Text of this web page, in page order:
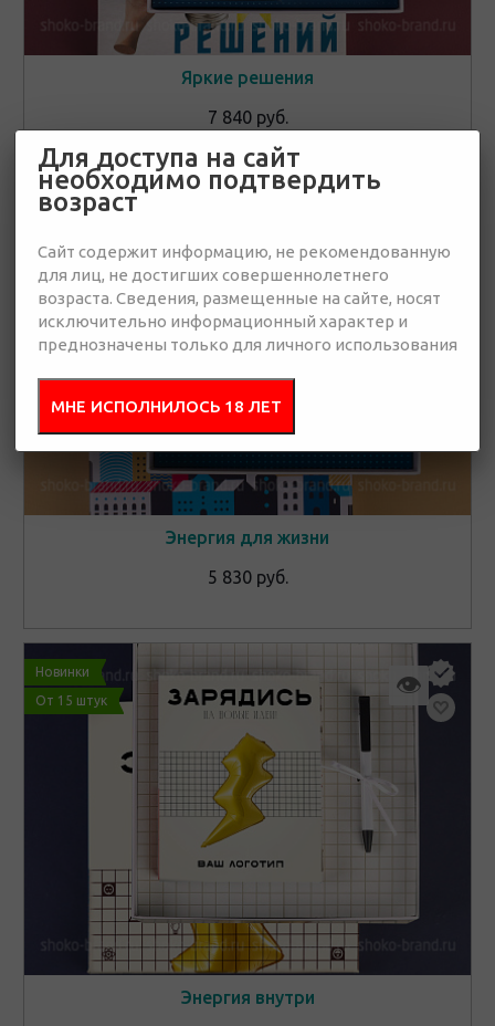
Яркие решения
7 840 руб.
Новинки
Энергия для жизни
5 830 руб.
Новинки
От 15 штук
👁
Энергия внутри
Для доступа на сайт
необходимо подтвердить
возраст
Сайт содержит информацию, не рекомендованную
для лиц, не достигших совершеннолетнего
возраста. Сведения, размещенные на сайте, носят
исключительно информационный характер и
преднозначены только для личного использования
МНЕ ИСПОЛНИЛОСЬ 18 ЛЕТ